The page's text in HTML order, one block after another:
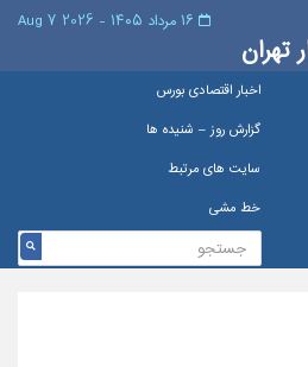
تهران
اخبار اقتصادی بورس
گزارش روز – شنيده ها
سایت های مرتبط
خط مشی